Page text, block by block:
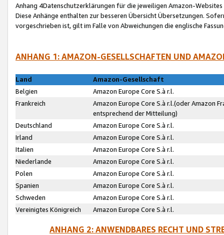
Anhang 4Datenschutzerklärungen für die jeweiligen Amazon-Websites
Diese Anhänge enthalten zur besseren Übersicht Übersetzungen.
vorgeschrieben ist, gilt im Falle von Abweichungen die englische
ANHANG 1: AMAZON-GESELLSCHAFTEN UND
Land
Amazon-Gesellschaft
Belgien
Amazon Europe Core S.à r.l.
Frankreich
Amazon Europe Core S.à r.l.(oder Amazon
entsprechend der Mitteilung)
Deutschland
Amazon Europe Core S.à r.l.
Irland
Amazon Europe Core S.à r.l.
Italien
Amazon Europe Core S.à r.l.
Niederlande
Amazon Europe Core S.à r.l.
Polen
Amazon Europe Core S.à r.l.
Spanien
Amazon Europe Core S.à r.l.
Schweden
Amazon Europe Core S.à r.l.
Vereinigtes Königreich
Amazon Europe Core S.à r.l.
ANHANG 2: ANWENDBARES RECHT UND